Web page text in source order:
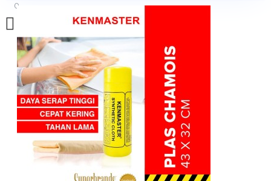
0
Daftar belanja Anda kosong!